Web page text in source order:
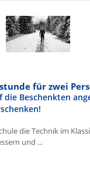
für zwei
Beschenkten
die Technik im
und ...